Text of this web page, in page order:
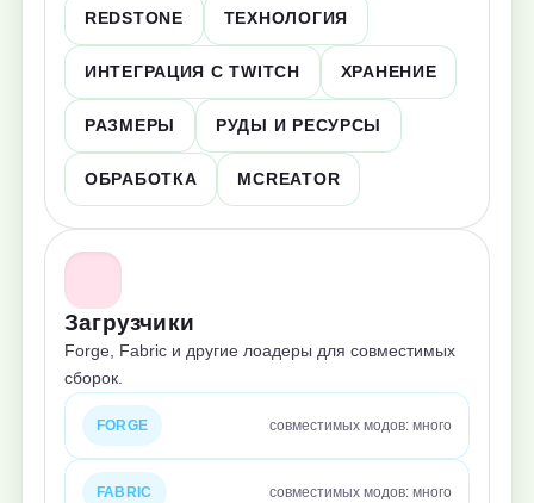
REDSTONE ТЕХНОЛОГИЯ
ИНТЕГРАЦИЯ С TWITCH ХРАНЕНИЕ
РАЗМЕРЫ РУДЫ И РЕСУРСЫ
ОБРАБОТКА MCREATOR
Загрузчики
Forge, Fabric и другие лоадеры для совместимых
сборок.
FORGE совместимых модов: много
FABRIC совместимых модов: много